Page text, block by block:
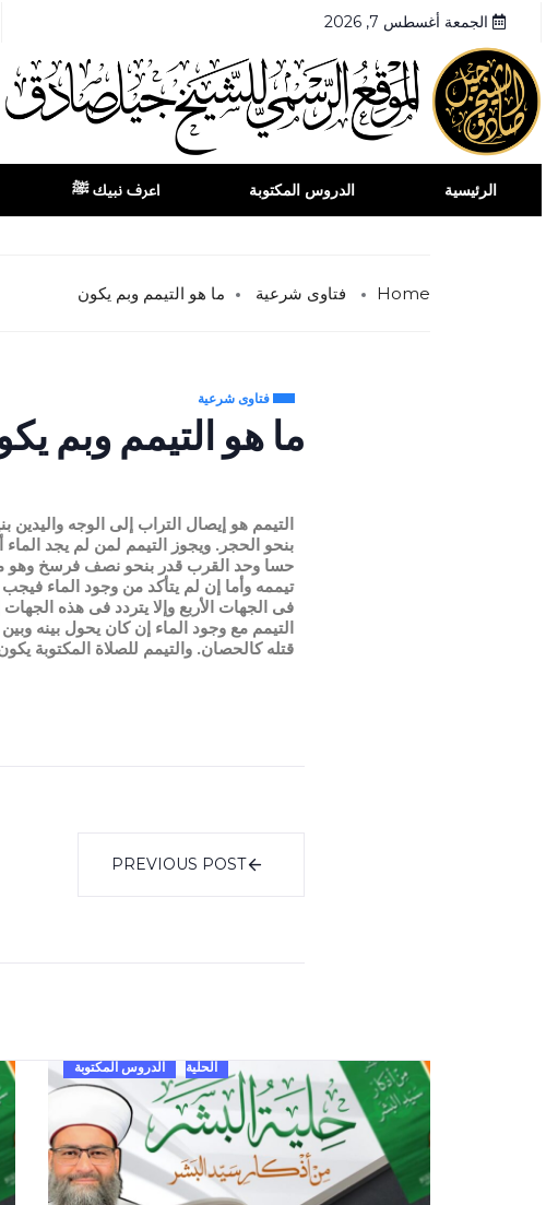
الجمعة أغسطس 7, 2026
الرئيسية الدروس المكتوبة اعرف نبيك ﷺ
Home فتاوى شرعية ما هو التيمم وبم يكون
فتاوى شرعية
ما هو التيمم وبم
التيمم هو إيصال التراب إلى الوجه
بنحو الحجر. ويجوز التيمم لمن لم يجد
حسا وحد القرب قدر بنحو نصف فرسخ وهو
تيممه وأما إن لم يتأكد من وجود الماء
فى الجهات الأربع وإلا يتردد فى هذه
التيمم مع وجود الماء إن كان يحول بينه
قتله كالحصان. والتيمم للصلاة المكتوبة
PREVIOUS POST
الحلية الدروس المكتوبة